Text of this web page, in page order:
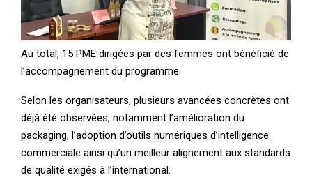
Au total, 15 PME dirigées par des femmes ont bénéficié de
l’accompagnement du programme.
Selon les organisateurs, plusieurs avancées concrètes ont
déjà été observées, notamment l’amélioration du
packaging, l’adoption d’outils numériques d’intelligence
commerciale ainsi qu’un meilleur alignement aux standards
de qualité exigés à l’international.